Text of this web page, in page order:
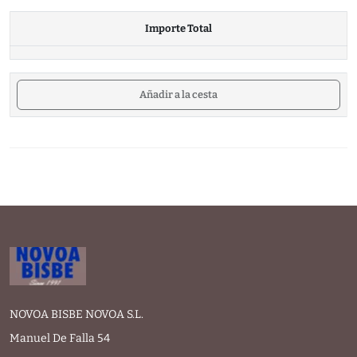
Importe Total
Añadir a la cesta
NOVOA BISBE NOVOA S.L.
Manuel De Falla 54